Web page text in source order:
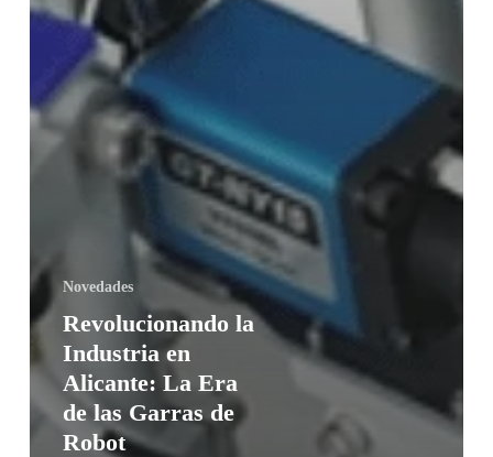
Novedades
Revolucionando la
Industria en
Alicante: La Era
de las Garras de
Robot